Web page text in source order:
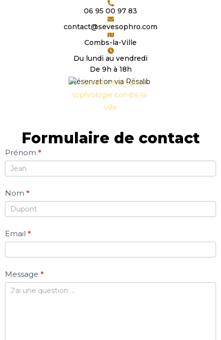
06 95 00 97 83
contact@sevesophro.com
Combs-la-Ville
Du lundi au vendredi
De 9h à 18h
Réservation via Résalib
Formulaire de contact
Formulaire
de
contact
Prénom *
Nom *
Email *
Message *